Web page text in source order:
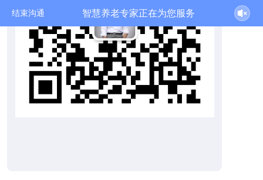
结束沟通 智慧养老专家正在为您服务